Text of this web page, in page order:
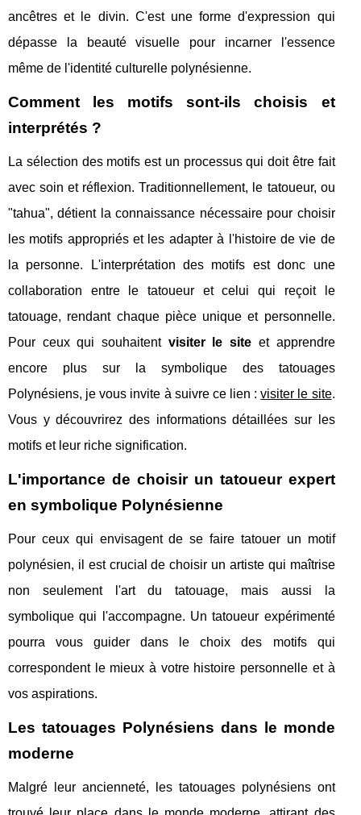
ancêtres et le divin. C'est une forme d'expression qui
dépasse la beauté visuelle pour incarner l'essence
même de l'identité culturelle polynésienne.
Comment les motifs sont-ils choisis et
interprétés ?
La sélection des motifs est un processus qui doit être fait
avec soin et réflexion. Traditionnellement, le tatoueur, ou
"tahua", détient la connaissance nécessaire pour choisir
les motifs appropriés et les adapter à l'histoire de vie de
la personne. L'interprétation des motifs est donc une
collaboration entre le tatoueur et celui qui reçoit le
tatouage, rendant chaque pièce unique et personnelle.
Pour ceux qui souhaitent visiter le site et apprendre
encore plus sur la symbolique des tatouages
Polynésiens, je vous invite à suivre ce lien :visiter le site.
Vous y découvrirez des informations détaillées sur les
motifs et leur riche signification.
L'importance de choisir un tatoueur expert
en symbolique Polynésienne
Pour ceux qui envisagent de se faire tatouer un motif
polynésien, il est crucial de choisir un artiste qui maîtrise
non seulement l'art du tatouage, mais aussi la
symbolique qui l'accompagne. Un tatoueur expérimenté
pourra vous guider dans le choix des motifs qui
correspondent le mieux à votre histoire personnelle et à
vos aspirations.
Les tatouages Polynésiens dans le monde
moderne
Malgré leur ancienneté, les tatouages polynésiens ont